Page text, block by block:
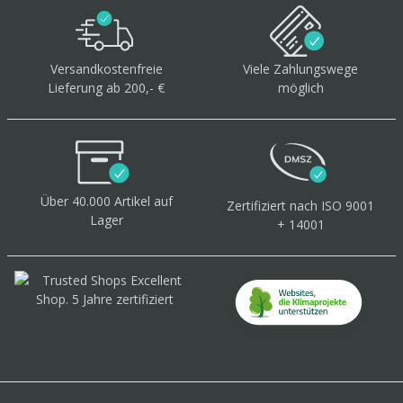
Versandkostenfreie
Lieferung ab 200,- €
Viele Zahlungswege
möglich
Über 40.000 Artikel auf
Lager
Zertifiziert nach ISO 9001
+ 14001